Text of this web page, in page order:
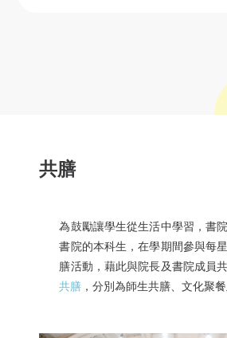
共膳
為鼓勵讓學生從生活中學習，書
書院的本科生，在學期間參與每
膳活動，藉此與院長及書院成員
共膳 ，分別為師生共膳、文化聚餐